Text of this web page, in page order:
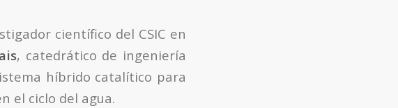
científico del CSIC en
, catedrático de ingeniería
híbrido catalítico para
el ciclo del agua.